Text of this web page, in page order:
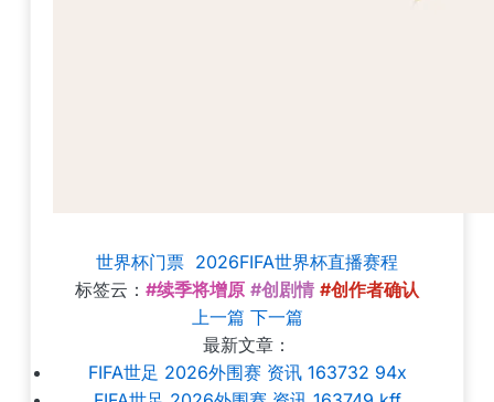
世界杯门票 2026FIFA世界杯直播赛程
标签云： #续季将增原 #创剧情 #创作者确认
上一篇 下一篇
最新文章：
FIFA世足 2026外围赛 资讯 163732 94x